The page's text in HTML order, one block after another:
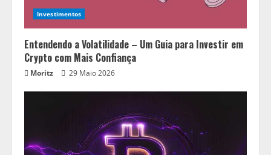
Investimentos
Entendendo a Volatilidade – Um Guia para Investir em
Crypto com Mais Confiança
Moritz 29 Maio 2026